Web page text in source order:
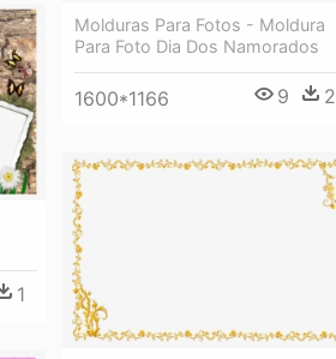
Molduras Para Fotos - Moldura
Para Foto Dia Dos Namorados
1600*1166 9 2
1